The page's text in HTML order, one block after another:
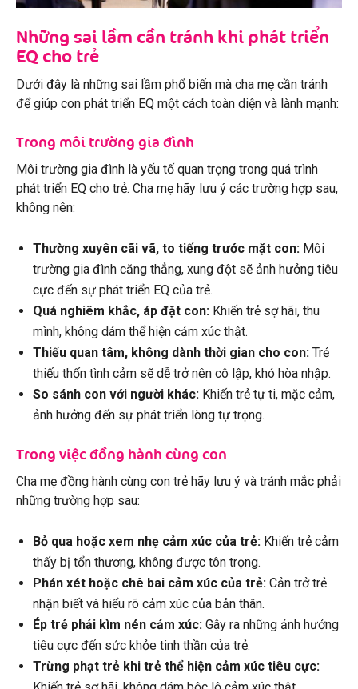
Những sai lầm cần tránh khi phát triển
EQ cho trẻ
Dưới đây là những sai lầm phổ biến mà cha mẹ cần tránh
để giúp con phát triển EQ một cách toàn diện và lành mạnh:
Trong môi trường gia đình
Môi trường gia đình là yếu tố quan trọng trong quá trình
phát triển EQ cho trẻ. Cha mẹ hãy lưu ý các trường hợp sau,
không nên:
Thường xuyên cãi vã, to tiếng trước mặt con: Môi
trường gia đình căng thẳng, xung đột sẽ ảnh hưởng tiêu
cực đến sự phát triển EQ của trẻ.
Quá nghiêm khắc, áp đặt con: Khiến trẻ sợ hãi, thu
mình, không dám thể hiện cảm xúc thật.
Thiếu quan tâm, không dành thời gian cho con: Trẻ
thiếu thốn tình cảm sẽ dễ trở nên cô lập, khó hòa nhập.
So sánh con với người khác: Khiến trẻ tự ti, mặc cảm,
ảnh hưởng đến sự phát triển lòng tự trọng.
Trong việc đồng hành cùng con
Cha mẹ đồng hành cùng con trẻ hãy lưu ý và tránh mắc phải
những trường hợp sau:
Bỏ qua hoặc xem nhẹ cảm xúc của trẻ: Khiến trẻ cảm
thấy bị tổn thương, không được tôn trọng.
Phán xét hoặc chê bai cảm xúc của trẻ: Cản trở trẻ
nhận biết và hiểu rõ cảm xúc của bản thân.
Ép trẻ phải kìm nén cảm xúc: Gây ra những ảnh hưởng
tiêu cực đến sức khỏe tinh thần của trẻ.
Trừng phạt trẻ khi trẻ thể hiện cảm xúc tiêu cực: